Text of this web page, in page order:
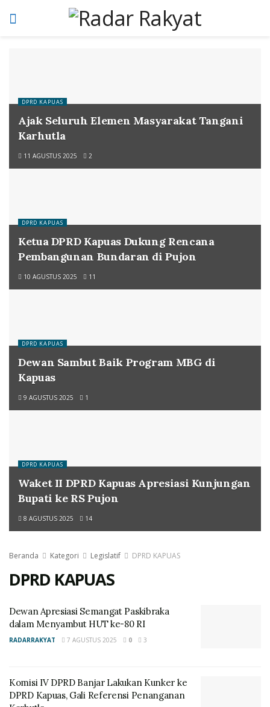
DPRD KAPUAS
Ajak Seluruh Elemen Masyarakat Tangani
Karhutla
11 AGUSTUS 2025 2
DPRD KAPUAS
Ketua DPRD Kapuas Dukung Rencana
Pembangunan Bundaran di Pujon
10 AGUSTUS 2025 11
DPRD KAPUAS
Dewan Sambut Baik Program MBG di
Kapuas
9 AGUSTUS 2025 1
DPRD KAPUAS
Waket II DPRD Kapuas Apresiasi Kunjungan
Bupati ke RS Pujon
8 AGUSTUS 2025 14
Beranda Kategori Legislatif DPRD KAPUAS
DPRD KAPUAS
Dewan Apresiasi Semangat Paskibraka
dalam Menyambut HUT ke-80 RI
RADARRAKYAT 7 AGUSTUS 2025 0 3
Komisi IV DPRD Banjar Lakukan Kunker ke
DPRD Kapuas, Gali Referensi Penanganan